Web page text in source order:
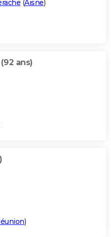
(Aisne)
(92 ans)
)